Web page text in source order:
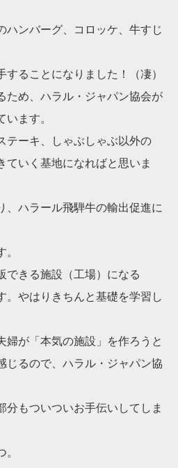
ハンバーグ、コロッケ、牛すじ
ることになりました！（凄）
ため、ハラル・ジャパン協会が
ます。
テーキ、しゃぶしゃぶ以外の
ていく基地になればと思いま
、ハラール飛騨牛の輸出促進に
できる施設（工場）になる
。やはりきちんと基礎を学習し
婦が「本気の施設」を作ろうと
じるので、ハラル・ジャパン協
分もついついお手伝いしてしま